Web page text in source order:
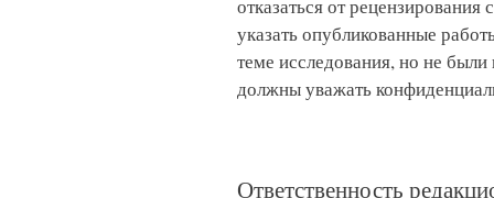
отказаться от
указать опубликованные
теме исследования, но не
должны уважать
Ответственность